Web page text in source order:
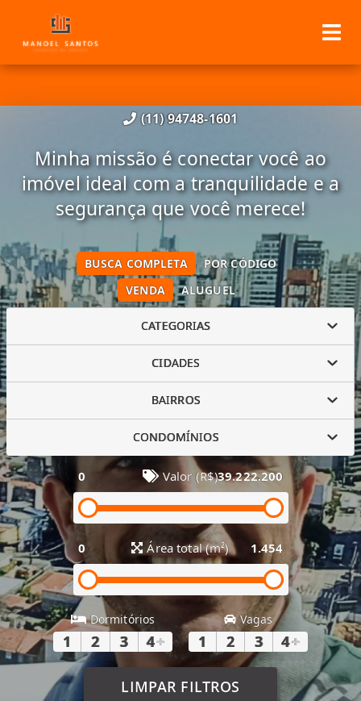
(11) 94748-1601
Minha missão é conectar você ao
imóvel ideal com a tranquilidade e a
segurança que você merece!
VENDA ALUGUEL
BUSCA COMPLETA POR CÓDIGO
CATEGORIAS
CIDADES
BAIRROS
CONDOMÍNIOS
0 Valor (R$)39.222.200
0 Área total (m²) 1.454
Dormitórios
1 2 3 4+
Vagas
1 2 3 4+
LIMPAR FILTROS